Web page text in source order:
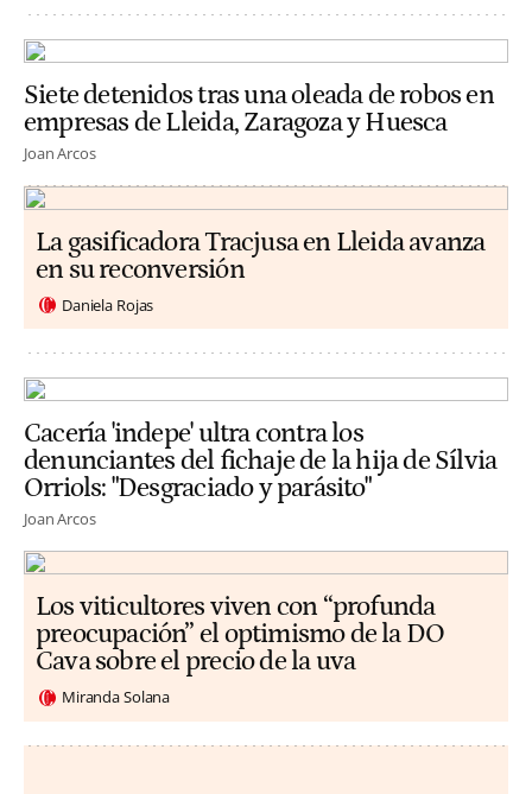
Siete detenidos tras una oleada de robos en
empresas de Lleida, Zaragoza y Huesca
Joan Arcos
La gasificadora Tracjusa en Lleida avanza
en su reconversión
Daniela Rojas
Cacería 'indepe' ultra contra los
denunciantes del fichaje de la hija de Sílvia
Orriols: "Desgraciado y parásito"
Joan Arcos
Los viticultores viven con “profunda
preocupación” el optimismo de la DO
Cava sobre el precio de la uva
Miranda Solana